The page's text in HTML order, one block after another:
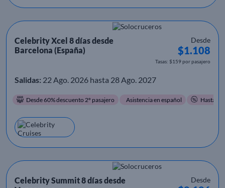
Celebrity Xcel 8 días desde
Barcelona (España)
Desde
$1.108
Tasas: $159 por pasajero
Salidas: 22 Ago. 2026 hasta 28 Ago. 2027
Desde 60% descuento 2º pasajero Asistencia en español Hasta
Celebrity Summit 8 días desde
Desde